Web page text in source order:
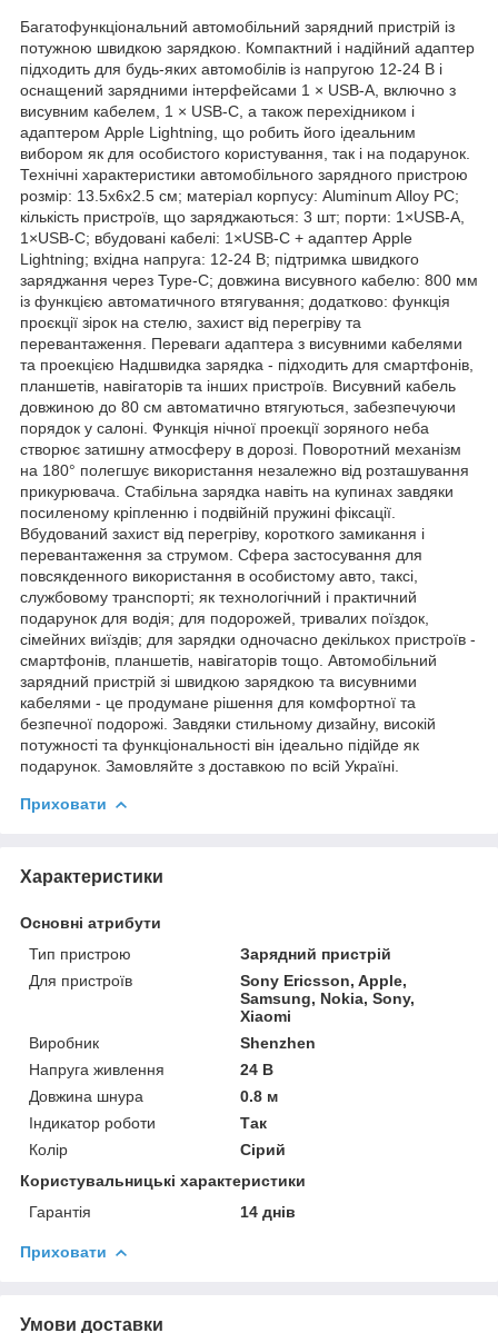
Багатофункціональний автомобільний зарядний пристрій із
потужною швидкою зарядкою. Компактний і надійний адаптер
підходить для будь-яких автомобілів із напругою 12-24 В і
оснащений зарядними інтерфейсами 1 × USB-A, включно з
висувним кабелем, 1 × USB-C, а також перехідником і
адаптером Apple Lightning, що робить його ідеальним
вибором як для особистого користування, так і на подарунок.
Технічні характеристики автомобільного зарядного пристрою
розмір: 13.5х6х2.5 см; матеріал корпусу: Aluminum Alloy PC;
кількість пристроїв, що заряджаються: 3 шт; порти: 1×USB-A,
1×USB-C; вбудовані кабелі: 1×USB-С + адаптер Apple
Lightning; вхідна напруга: 12-24 В; підтримка швидкого
заряджання через Type-C; довжина висувного кабелю: 800 мм
із функцією автоматичного втягування; додатково: функція
проєкції зірок на стелю, захист від перегріву та
перевантаження. Переваги адаптера з висувними кабелями
та проекцією Надшвидка зарядка - підходить для смартфонів,
планшетів, навігаторів та інших пристроїв. Висувний кабель
довжиною до 80 см автоматично втягуються, забезпечуючи
порядок у салоні. Функція нічної проекції зоряного неба
створює затишну атмосферу в дорозі. Поворотний механізм
на 180° полегшує використання незалежно від розташування
прикурювача. Стабільна зарядка навіть на купинах завдяки
посиленому кріпленню і подвійній пружині фіксації.
Вбудований захист від перегріву, короткого замикання і
перевантаження за струмом. Сфера застосування для
повсякденного використання в особистому авто, таксі,
службовому транспорті; як технологічний і практичний
подарунок для водія; для подорожей, тривалих поїздок,
сімейних виїздів; для зарядки одночасно декількох пристроїв -
смартфонів, планшетів, навігаторів тощо. Автомобільний
зарядний пристрій зі швидкою зарядкою та висувними
кабелями - це продумане рішення для комфортної та
безпечної подорожі. Завдяки стильному дизайну, високій
потужності та функціональності він ідеально підійде як
подарунок. Замовляйте з доставкою по всій Україні.
Приховати
Характеристики
Основні атрибути
Тип пристрою
Зарядний пристрій
Для пристроїв
Sony Ericsson, Apple,
Samsung, Nokia, Sony,
Xiaomi
Виробник
Shenzhen
Напруга живлення
24 В
Довжина шнура
0.8 м
Індикатор роботи
Так
Колір
Сірий
Користувальницькі характеристики
Гарантія
14 днів
Приховати
Умови доставки